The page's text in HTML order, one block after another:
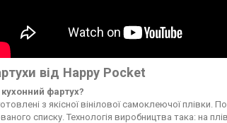
від Happy Pocket
фартух?
з якісної вінілової самоклеючої
списку. Технологія виробництва така: на